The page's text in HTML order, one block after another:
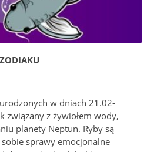
w dniach 21.02-
związany z żywiołem wody,
planety Neptun. Ryby są
sprawy emocjonalne